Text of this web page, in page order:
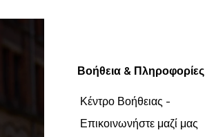
Βοήθεια & Πληροφορίες
Κέντρο Βοήθειας -
Επικοινωνήστε μαζί μας